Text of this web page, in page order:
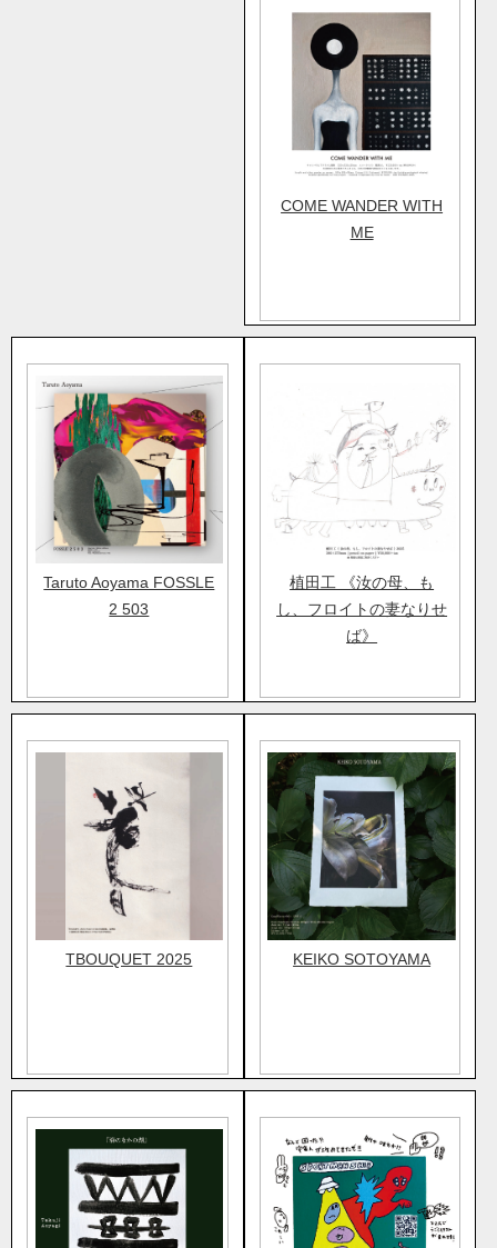
COME WANDER WITH
ME
Taruto Aoyama FOSSLE
2 503
植田工 《汝の母、も
し、フロイトの妻なりせ
ば》
TBOUQUET 2025 KEIKO SOTOYAMA